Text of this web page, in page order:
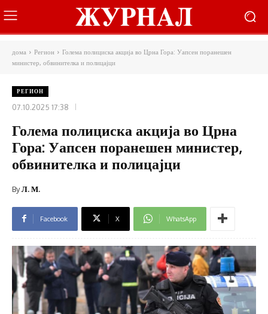
дома Регион
Голема полициска акција во Црна Гора: Уапсен поранешен
министер, обвинителка и полицајци
РЕГИОН
07.10.2025 17:38
Голема полициска акција во Црна
Гора: Уапсен поранешен министер,
обвинителка и полицајци
ByЛ. М.
Facebook X WhatsApp